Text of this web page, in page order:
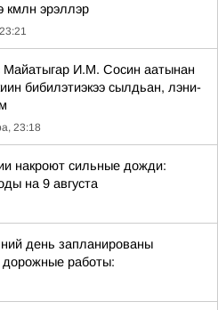
кмлн эрэллэр
Майатыгар И.М. Сосин аатынан
бибилэтиэкээ сылдьан, лэни-
23:18
накроют сильные дожди:
на 9 августа
день запланированы
работы: